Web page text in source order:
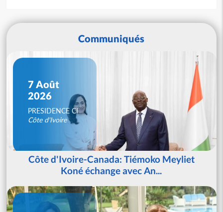
Communiqués
7 Août
2026
PRESIDENCE CI
Côte d'Ivoire
Côte d'Ivoire-Canada: Tiémoko Meyliet
Koné échange avec An...